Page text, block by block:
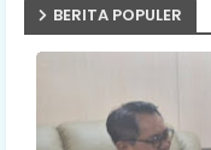
BERITA POPULER